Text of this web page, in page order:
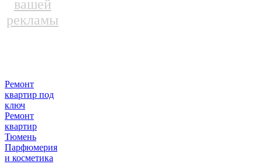
вашей
рекламы
Ремонт
квартир под
ключ
Ремонт
квартир
Тюмень
Парфюмерия
и косметика